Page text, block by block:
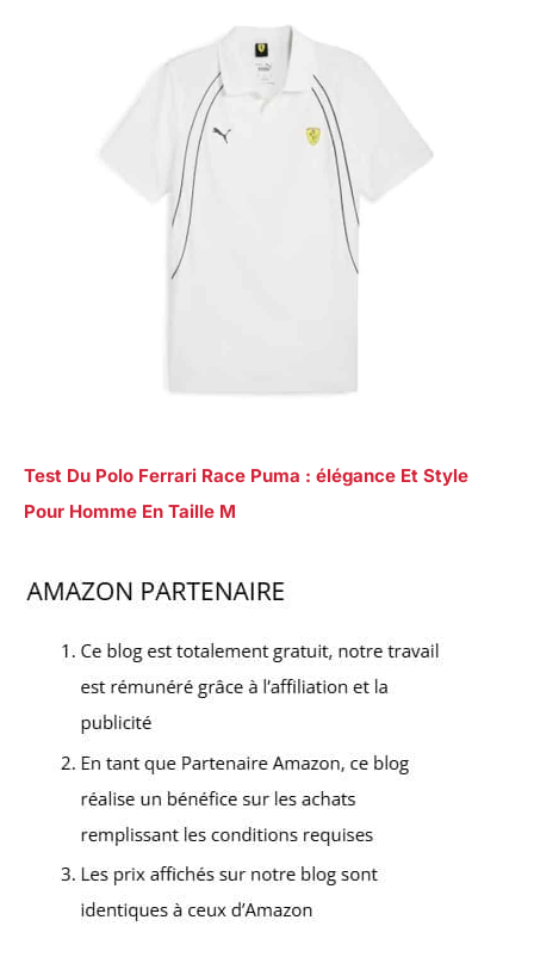
Test Du Polo Ferrari Race Puma : élégance Et Style
Pour Homme En Taille M